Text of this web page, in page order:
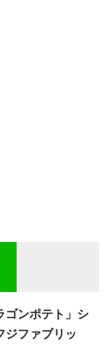
ゴンポテト」シ
ジファブリッ